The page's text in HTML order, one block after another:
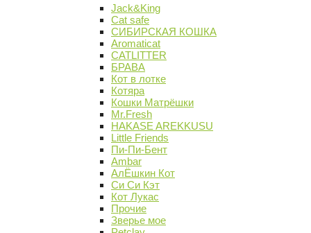
Jack&King
Cat safe
СИБИРСКАЯ КОШКА
Aromaticat
CATLITTER
БРАВА
Кот в лотке
Котяра
Кошки Матрёшки
Mr.Fresh
HAKASE AREKKUSU
Little Friends
Пи-Пи-Бент
Ambar
АлЁшкин Кот
Си Си Кэт
Кот Лукас
Прочие
Зверье мое